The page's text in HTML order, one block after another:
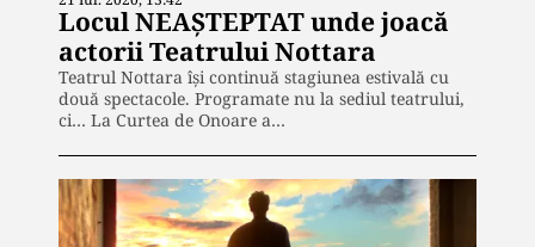
Locul NEAȘTEPTAT unde joacă
actorii Teatrului Nottara
Teatrul Nottara își continuă stagiunea estivală cu
două spectacole. Programate nu la sediul teatrului,
ci… La Curtea de Onoare a…